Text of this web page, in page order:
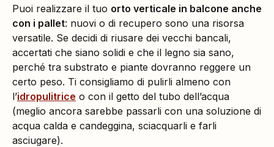
Puoi realizzare il tuo orto verticale in balcone anche
con i pallet: nuovi o di recupero sono una risorsa
versatile. Se decidi di riusare dei vecchi bancali,
accertati che siano solidi e che il legno sia sano,
perché tra substrato e piante dovranno reggere un
certo peso. Ti consigliamo di pulirli almeno con
l’idropulitrice o con il getto del tubo dell’acqua
(meglio ancora sarebbe passarli con una soluzione di
acqua calda e candeggina, sciacquarli e farli
asciugare).